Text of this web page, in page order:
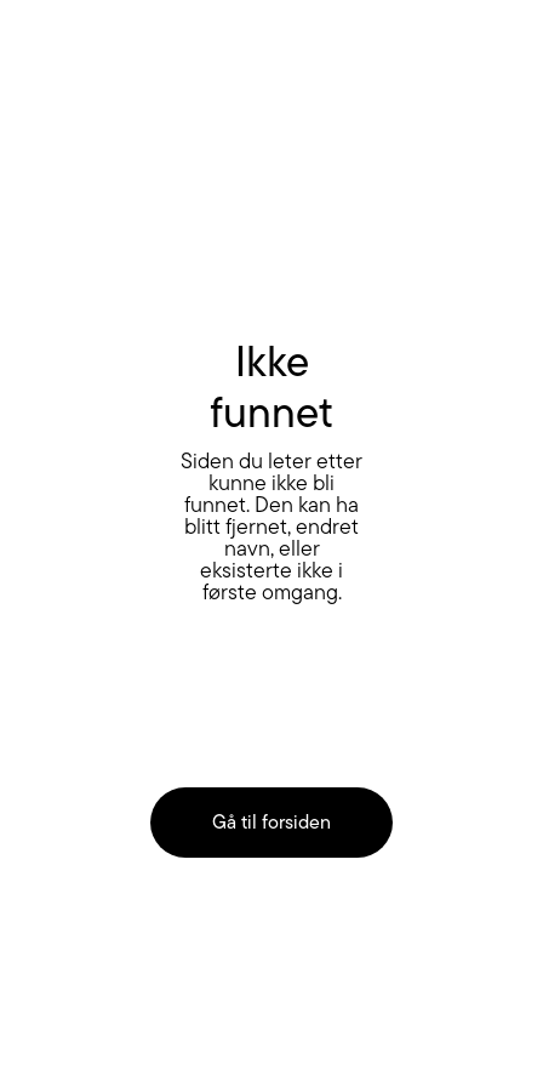
Ikke
funnet
Siden du leter etter
kunne ikke bli
funnet. Den kan ha
blitt fjernet, endret
navn, eller
eksisterte ikke i
første omgang.
Gå til forsiden